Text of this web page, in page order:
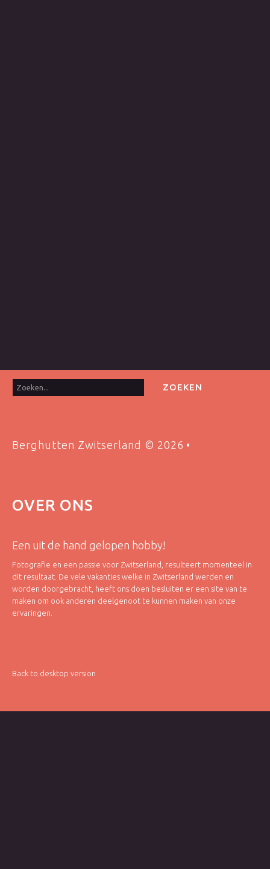
ZOEKEN
Berghutten Zwitserland © 2026
OVER ONS
Een uit de hand gelopen hobby!
Fotografie en een passie voor Zwitserland, resulteert momenteel in
dit resultaat. De vele vakanties welke in Zwitserland werden en
worden doorgebracht, heeft ons doen besluiten er een site van te
maken om ook anderen deelgenoot te kunnen maken van onze
ervaringen.
Back to desktop version